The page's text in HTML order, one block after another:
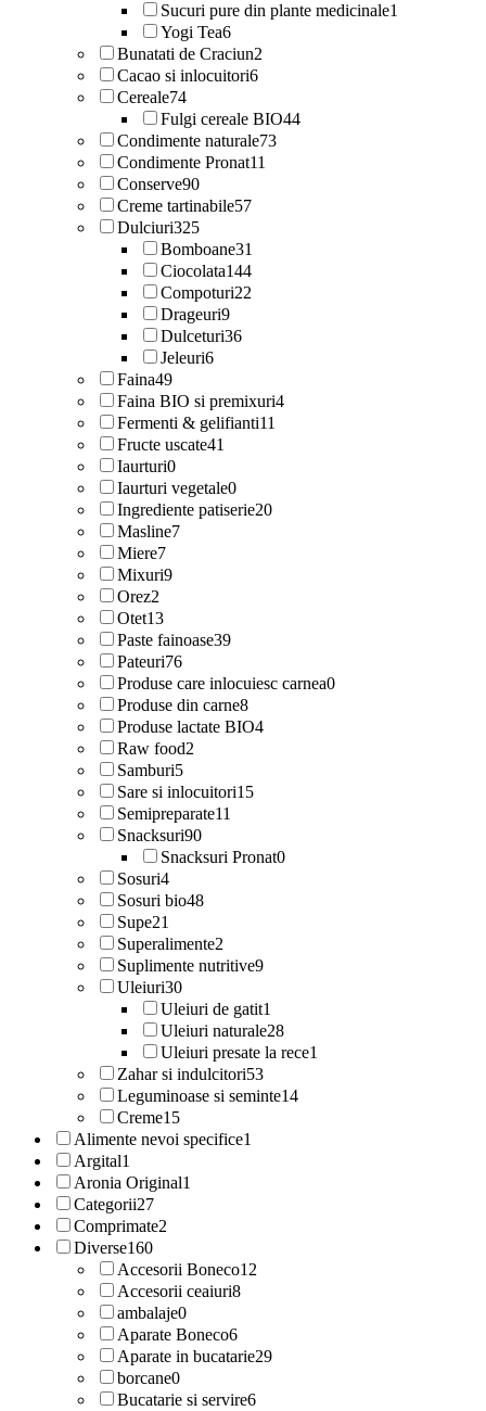
Sucuri pure din plante medicinale1
Yogi Tea6
Bunatati de Craciun2
Cacao si inlocuitori6
Cereale74
Fulgi cereale BIO44
Condimente naturale73
Condimente Pronat11
Conserve90
Creme tartinabile57
Dulciuri325
Bomboane31
Ciocolata144
Compoturi22
Drageuri9
Dulceturi36
Jeleuri6
Faina49
Faina BIO si premixuri4
Fermenti & gelifianti11
Fructe uscate41
Iaurturi0
Iaurturi vegetale0
Ingrediente patiserie20
Masline7
Miere7
Mixuri9
Orez2
Otet13
Paste fainoase39
Pateuri76
Produse care inlocuiesc carnea0
Produse din carne8
Produse lactate BIO4
Raw food2
Samburi5
Sare si inlocuitori15
Semipreparate11
Snacksuri90
Snacksuri Pronat0
Sosuri4
Sosuri bio48
Supe21
Superalimente2
Suplimente nutritive9
Uleiuri30
Uleiuri de gatit1
Uleiuri naturale28
Uleiuri presate la rece1
Zahar si indulcitori53
Leguminoase si seminte14
Creme15
Alimente nevoi specifice1
Argital1
Aronia Original1
Categorii27
Comprimate2
Diverse160
Accesorii Boneco12
Accesorii ceaiuri8
ambalaje0
Aparate Boneco6
Aparate in bucatarie29
borcane0
Bucatarie si servire6